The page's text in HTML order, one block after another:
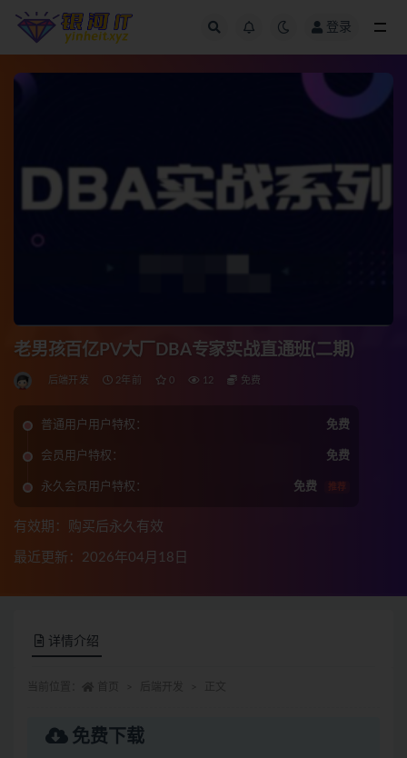
登录
老男孩百亿PV大厂DBA专家实战直通班(二期)
后端开发 2年前 0 12 免费
普通用户用户特权： 免费
会员用户特权： 免费
永久会员用户特权： 免费 推荐
有效期：购买后永久有效
最近更新：2026年04月18日
详情介绍
免费下载